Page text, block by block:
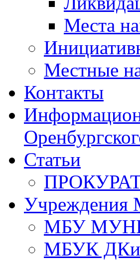
Места
Местные
Контакты
Статьи
МБУ
МБУК